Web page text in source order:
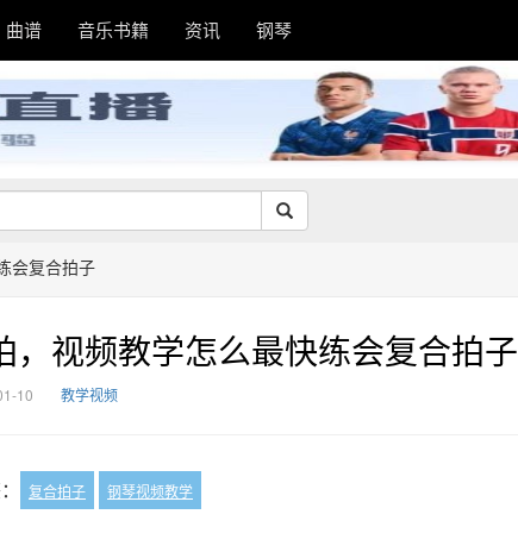
曲谱 音乐书籍 资讯 钢琴
会复合拍子
，视频教学怎么最快练会复合拍子
10 教学视频
复合拍子 钢琴视频教学